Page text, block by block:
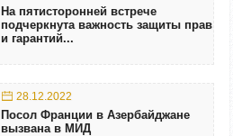
На пятисторонней встрече
подчеркнута важность защиты прав
и гарантий...
28.12.2022
Посол Франции в Азербайджане
вызвана в МИД